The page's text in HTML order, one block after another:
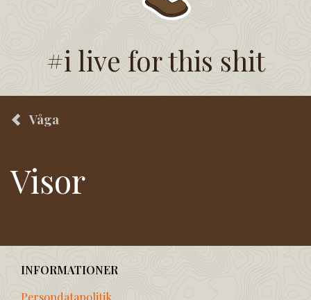
#i live for this shit
Våga
Visor
INFORMATIONER
Persondatapolitik